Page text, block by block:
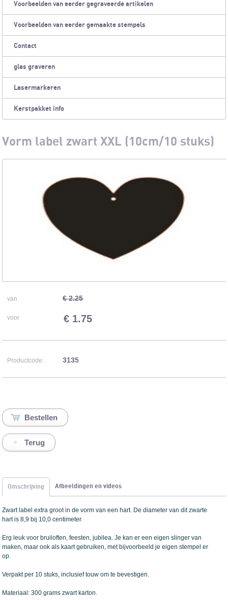
Voorbeelden van eerder gegraveerde artikelen
Voorbeelden van eerder gemaakte stempels
Contact
glas graveren
Lasermarkeren
Kerstpakket info
Vorm label zwart XXL (10cm/10 stuks)
van € 2.25
voor € 1.75
Productcode: 3135
Terug
Omschrijving Afbeeldingen en videos
Zwart label extra groot in de vorm van een hart. De diameter van dit zwarte
hart is 8,9 bij 10,0 centimeter.
Erg leuk voor bruiloften, feesten, jubilea. Je kan er een eigen slinger van
maken, maar ook als kaart gebruiken, met bijvoorbeeld je eigen stempel er
op.
Verpakt per 10 stuks, inclusief touw om te bevestigen.
Materiaal: 300 grams zwart karton.